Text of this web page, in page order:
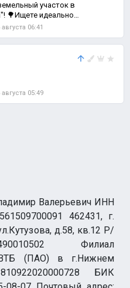
участок в
🌳Ищете идеальное
или пост,
августа 06:41
августа 05:49
Валерьевич ИНН
462431, г.
д.58, кв.12 Р/
Филиал
ВТБ (ПАО) в г.Нижнем
БИК